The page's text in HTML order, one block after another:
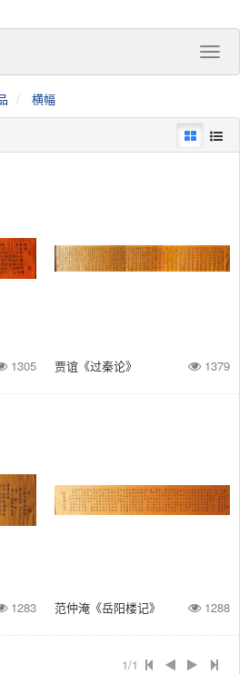
横幅
1305 贾谊《过秦论》 1379
1283 范仲淹《岳阳楼记》 1288
1/1